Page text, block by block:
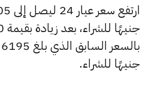
جنيهًا للشراء.